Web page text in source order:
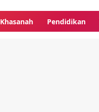
Khasanah Pendidikan